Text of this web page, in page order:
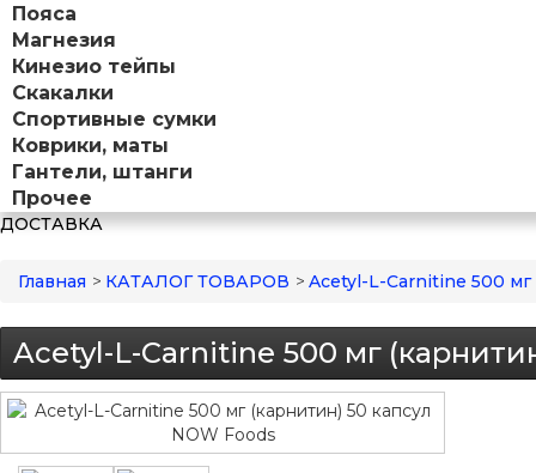
Пояса
Магнезия
Кинезио тейпы
Скакалки
Спортивные сумки
Коврики, маты
Гантели, штанги
Прочее
ДОСТАВКА
Главная > КАТАЛОГ ТОВАРОВ > Acetyl-L-Carnitine 500 мг
Acetyl-L-Carnitine 500 мг